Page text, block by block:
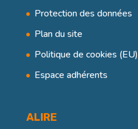
Protection des données
Plan du site
Politique de cookies (EU)
Espace adhérents
ALIRE